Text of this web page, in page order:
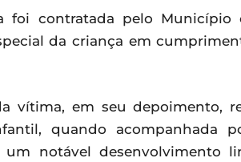
foi contratada pelo
da criança em
vítima, em seu depoimento,
quando acompanhada
um notável desenvolvimento